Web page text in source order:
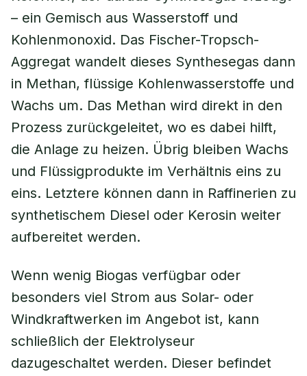
– ein Gemisch aus Wasserstoff und
Kohlenmonoxid. Das Fischer-Tropsch-
Aggregat wandelt dieses Synthesegas dann
in Methan, flüssige Kohlenwasserstoffe und
Wachs um. Das Methan wird direkt in den
Prozess zurückgeleitet, wo es dabei hilft,
die Anlage zu heizen. Übrig bleiben Wachs
und Flüssigprodukte im Verhältnis eins zu
eins. Letztere können dann in Raffinerien zu
synthetischem Diesel oder Kerosin weiter
aufbereitet werden.
Wenn wenig Biogas verfügbar oder
besonders viel Strom aus Solar- oder
Windkraftwerken im Angebot ist, kann
schließlich der Elektrolyseur
dazugeschaltet werden. Dieser befindet